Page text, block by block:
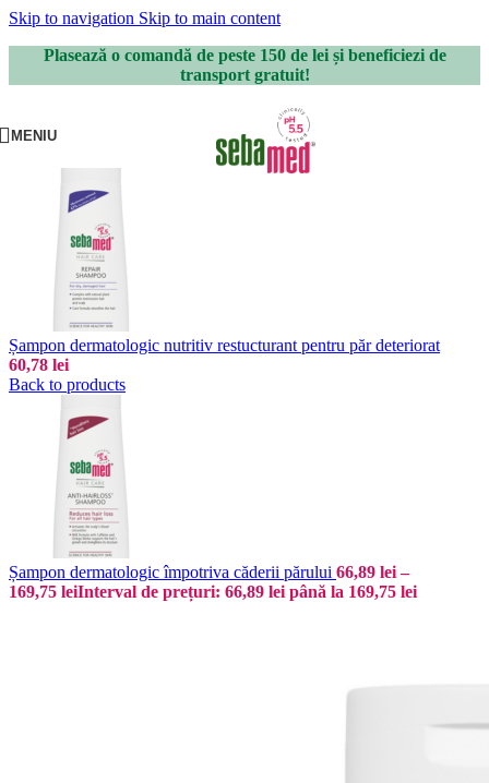
Skip to navigation Skip to main content
Plasează o comandă de peste 150 de lei și beneficiezi de
transport gratuit!
MENIU
Șampon dermatologic nutritiv restucturant pentru păr deteriorat
60,78 lei
Back to products
Șampon dermatologic împotriva căderii părului 66,89 lei –
169,75 leiInterval de prețuri: 66,89 lei până la 169,75 lei